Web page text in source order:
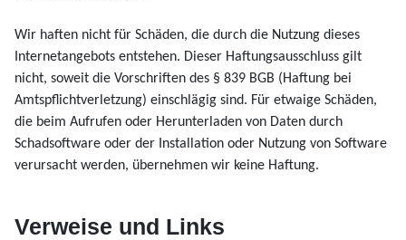
Wir haften nicht für Schäden, die durch die Nutzung dieses
Internetangebots entstehen. Dieser Haftungsausschluss gilt
nicht, soweit die Vorschriften des § 839 BGB (Haftung bei
Amtspflichtverletzung) einschlägig sind. Für etwaige Schäden,
die beim Aufrufen oder Herunterladen von Daten durch
Schadsoftware oder der Installation oder Nutzung von Software
verursacht werden, übernehmen wir keine Haftung.
Verweise und Links